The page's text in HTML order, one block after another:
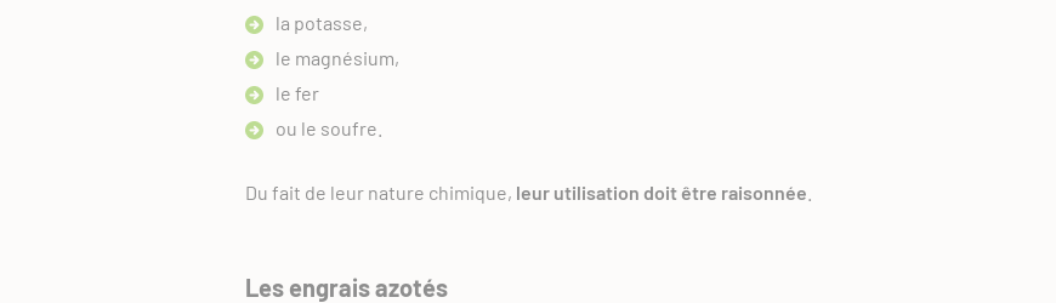
la potasse,
le magnésium,
le fer
ou le soufre.
Du fait de leur nature chimique, leur utilisation doit être raisonnée
Les engrais azotés